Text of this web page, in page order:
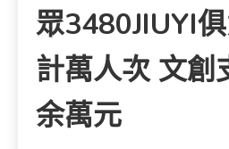
眾3480JIUYI
計萬人次 文創
余萬元